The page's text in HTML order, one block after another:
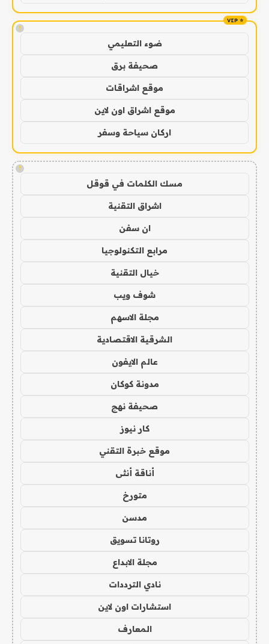
!
ضوء التعليمي
صحيفة برق
موقع اشراقات
موقع اشراق اون لاين
اركان سياحة وسفر
!
مسك الكلمات في قوقل
اشراق التقنية
ان سفن
مرابع التكنولوجيا
خيال التقنية
شوف ويب
مجلة الاسهم
الشرقية الاقتصادية
عالم الايفون
مدونة كوكان
صحيفة نهج
كار نيوز
موقع خبرة التقني
أناقة أنثى
متورخ
مدسن
روتانا تسويق
مجلة الابداع
نادي الترددات
استشارات اون لاين
المعارف